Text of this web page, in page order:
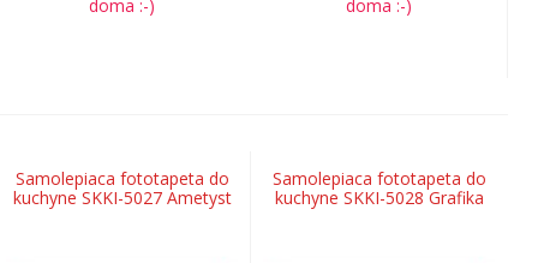
doma :-)
doma :-)
Samolepiaca fototapeta do
kuchyne SKKI-5027 Ametyst
Samolepiaca fototapeta do
kuchyne SKKI-5028 Grafika